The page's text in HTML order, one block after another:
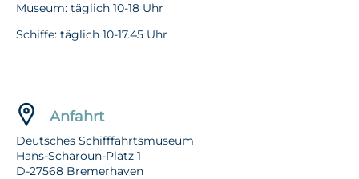
Museum: täglich 10-18 Uhr
Schiffe: täglich 10-17.45 Uhr
Anfahrt
Deutsches Schifffahrtsmuseum
Hans-Scharoun-Platz 1
D-27568 Bremerhaven